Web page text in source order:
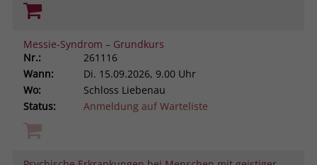
Messie-Syndrom – Grundkurs
Nr.:
261116
Wann:
Di. 15.09.2026, 9.00 Uhr
Wo:
Schloss Liebenau
Status:
Anmeldung auf Warteliste